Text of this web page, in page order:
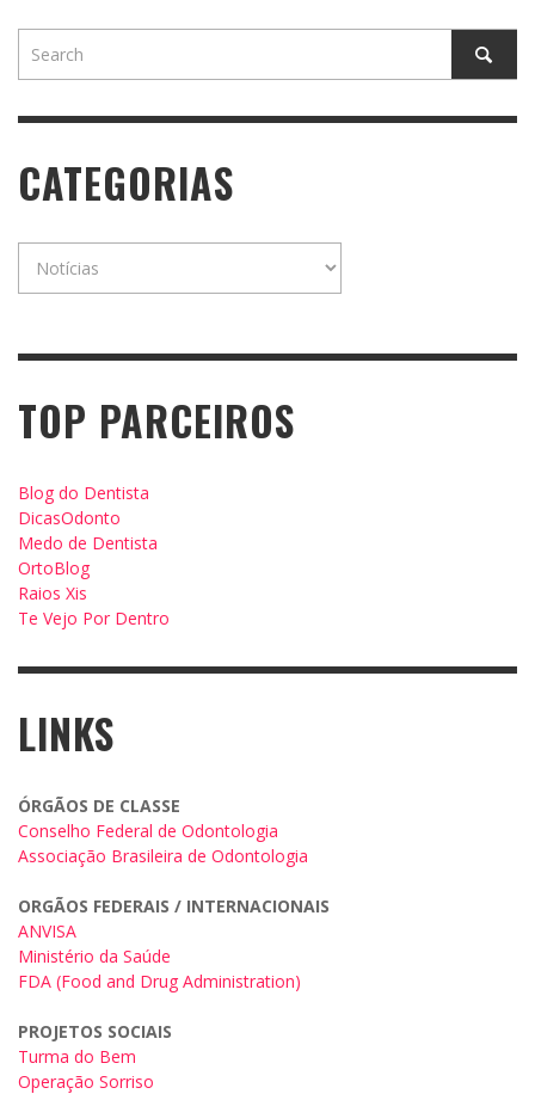
CATEGORIAS
TOP PARCEIROS
Blog do Dentista
DicasOdonto
Medo de Dentista
OrtoBlog
Raios Xis
Te Vejo Por Dentro
LINKS
ÓRGÃOS DE CLASSE
Conselho Federal de Odontologia
Associação Brasileira de Odontologia
ORGÃOS FEDERAIS / INTERNACIONAIS
ANVISA
Ministério da Saúde
FDA (Food and Drug Administration)
PROJETOS SOCIAIS
Turma do Bem
Operação Sorriso